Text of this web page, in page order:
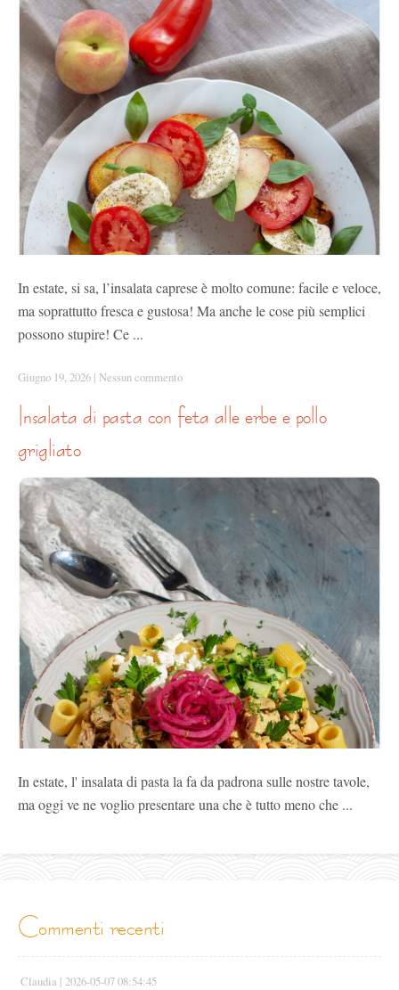
In estate, si sa, l’insalata caprese è molto comune: facile e veloce,
ma soprattutto fresca e gustosa! Ma anche le cose più semplici
possono stupire! Ce ...
Giugno 19, 2026 | Nessun commento
insalata di pasta con feta alle erbe e pollo
grigliato
In estate, l' insalata di pasta la fa da padrona sulle nostre tavole,
ma oggi ve ne voglio presentare una che è tutto meno che ...
commenti recenti
Claudia | 2026-05-07 08:54:45